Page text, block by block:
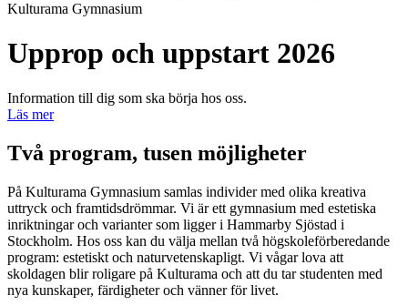
Kulturama Gymnasium
Upprop och uppstart 2026
Information till dig som ska börja hos oss.
Läs mer
Två program, tusen möjligheter
På Kulturama Gymnasium samlas individer med olika kreativa
uttryck och framtidsdrömmar. Vi är ett gymnasium med estetiska
inriktningar och varianter som ligger i Hammarby Sjöstad i
Stockholm. Hos oss kan du välja mellan två högskoleförberedande
program: estetiskt och naturvetenskapligt. Vi vågar lova att
skoldagen blir roligare på Kulturama och att du tar studenten med
nya kunskaper, färdigheter och vänner för livet.